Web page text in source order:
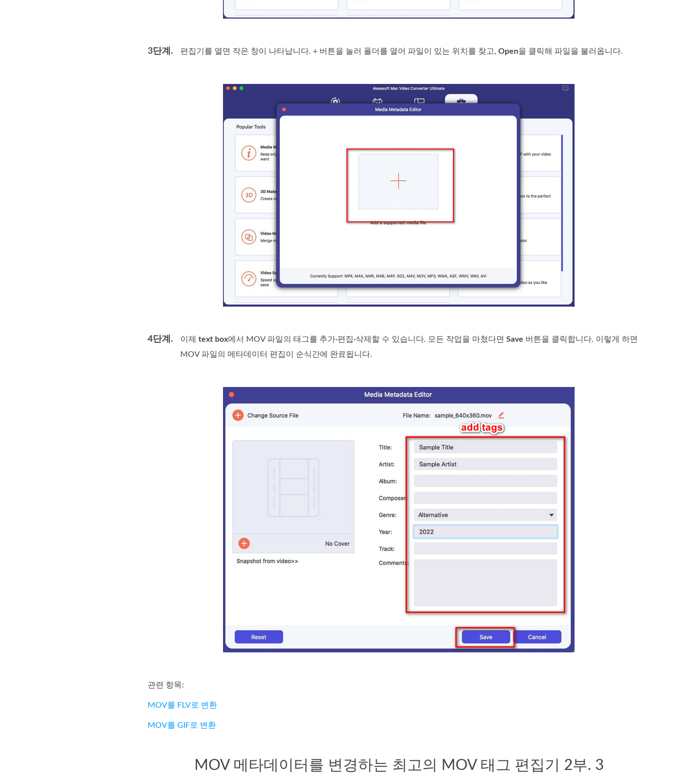
3단계. 편집기를 열면 작은 창이 나타납니다. + 버튼을 눌러 폴더를 열어 파일이 있는 위치를 찾고, Open을 클릭해 파일을 불러옵니다.
4단계. 이제 text box에서 MOV 파일의 태그를 추가·편집·삭제할 수 있습니다. 모든 작업을 마쳤다면 Save 버튼을 클릭합니다. 이렇게 하면
MOV 파일의 메타데이터 편집이 순식간에 완료됩니다.
관련 항목:
MOV를 FLV로 변환
MOV를 GIF로 변환
MOV 메타데이터를 변경하는 최고의 MOV 태그 편집기 2부. 3